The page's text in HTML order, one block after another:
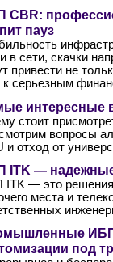
CBR:
пауз
в сети, скачки
привести не
к серьезным
интересные
стоит
вопросы
и отход от
ITK —
ITK — это решения
места и
ИБП
под